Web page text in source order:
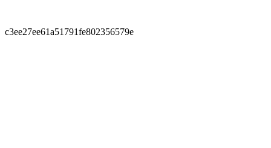
c3ee27ee61a51791fe802356579e